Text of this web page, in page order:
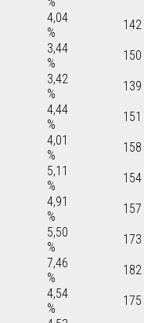
4,04
%
142
3,44
%
150
3,42
%
139
4,44
%
151
4,01
%
158
5,11
%
154
4,91
%
157
5,50
%
173
7,46
%
182
4,54
%
175